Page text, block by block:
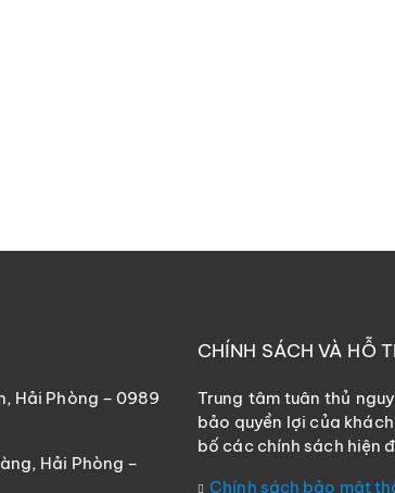
Hải Phòng – 0989
Hải Phòng –
CHÍNH SÁCH VÀ HỖ
Trung tâm tuân thủ
bảo quyền lợi của
bố các chính sách hiện
Chính sách bảo mật